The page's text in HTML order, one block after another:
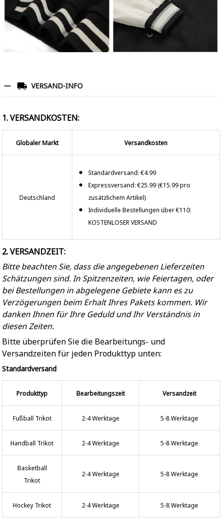
VERSAND-INFO
1. VERSANDKOSTEN:
Globaler Markt Versandkosten
Deutschland
Standardversand: €4.99
Expressversand: €25.99 (€15.99 pro
zusätzlichem Artikel)
Individuelle Bestellungen über €110:
KOSTENLOSER VERSAND
2. VERSANDZEIT:
Bitte beachten Sie, dass die angegebenen Lieferzeiten
Schätzungen sind. In Spitzenzeiten, wie Feiertagen, oder
bei Bestellungen in abgelegene Gebiete kann es zu
Verzögerungen beim Erhalt Ihres Pakets kommen. Wir
danken Ihnen für Ihre Geduld und Ihr Verständnis in
diesen Zeiten.
Bitte überprüfen Sie die Bearbeitungs- und
Versandzeiten für jeden Produkttyp unten:
Standardversand
Produkttyp Bearbeitungszeit Versandzeit
Fußball Trikot 2-4 Werktage 5-8 Werktage
Handball Trikot 2-4 Werktage 5-8 Werktage
Basketball
Trikot
2-4 Werktage 5-8 Werktage
Hockey Trikot 2-4 Werktage 5-8 Werktage